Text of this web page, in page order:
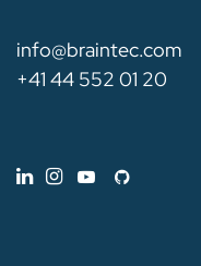
info@braintec.com
+41 44 552 01 20